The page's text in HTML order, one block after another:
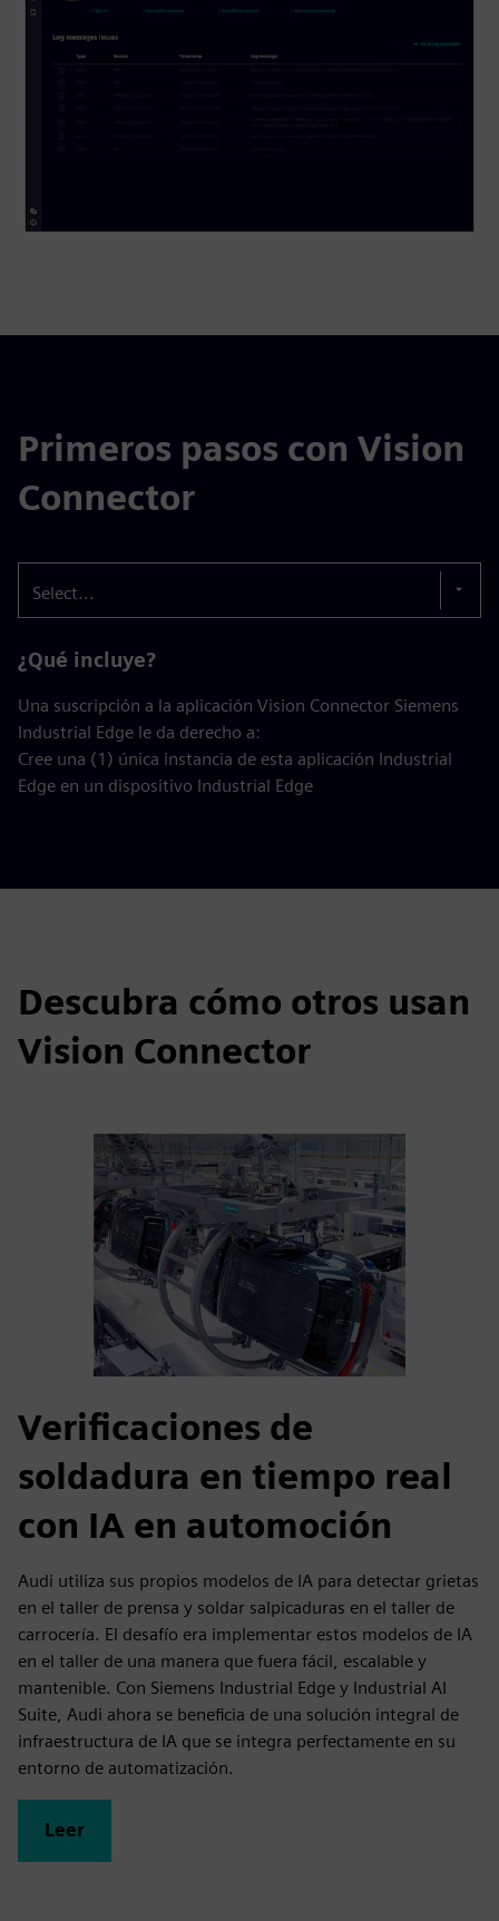
Primeros pasos con Vision
Connector
Select...
¿Qué incluye?
Una suscripción a la aplicación Vision Connector Siemens
Industrial Edge le da derecho a:
Cree una (1) única instancia de esta aplicación Industrial
Edge en un dispositivo Industrial Edge
Descubra cómo otros usan
Vision Connector
Verificaciones de
soldadura en tiempo real
con IA en automoción
Audi utiliza sus propios modelos de IA para detectar grietas
en el taller de prensa y soldar salpicaduras en el taller de
carrocería. El desafío era implementar estos modelos de IA
en el taller de una manera que fuera fácil, escalable y
mantenible. Con Siemens Industrial Edge y Industrial AI
Suite, Audi ahora se beneficia de una solución integral de
infraestructura de IA que se integra perfectamente en su
entorno de automatización.
Leer